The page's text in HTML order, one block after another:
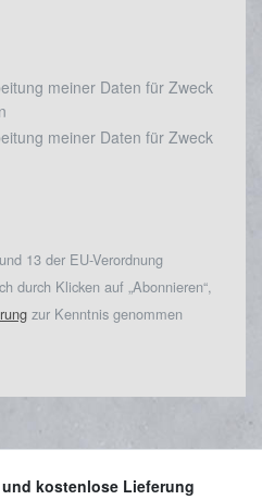
meiner Daten für Zweck
meiner Daten für Zweck
13 der EU-Verordnung
durch Klicken auf „Abonnieren“,
zur Kenntnis genommen
und kostenlose Lieferung